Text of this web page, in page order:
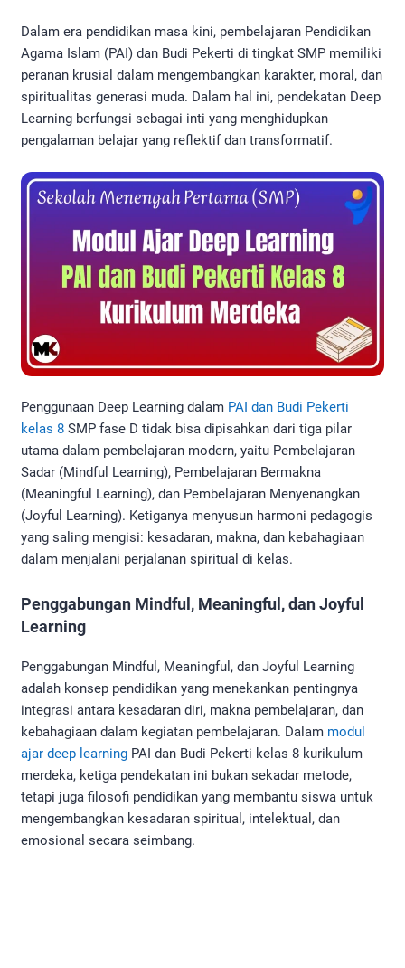
Dalam era pendidikan masa kini, pembelajaran Pendidikan
Agama Islam (PAI) dan Budi Pekerti di tingkat SMP memiliki
peranan krusial dalam mengembangkan karakter, moral, dan
spiritualitas generasi muda. Dalam hal ini, pendekatan Deep
Learning berfungsi sebagai inti yang menghidupkan
pengalaman belajar yang reflektif dan transformatif.
Penggunaan Deep Learning dalam PAI dan Budi Pekerti
kelas 8 SMP fase D tidak bisa dipisahkan dari tiga pilar
utama dalam pembelajaran modern, yaitu Pembelajaran
Sadar (Mindful Learning), Pembelajaran Bermakna
(Meaningful Learning), dan Pembelajaran Menyenangkan
(Joyful Learning). Ketiganya menyusun harmoni pedagogis
yang saling mengisi: kesadaran, makna, dan kebahagiaan
dalam menjalani perjalanan spiritual di kelas.
Penggabungan Mindful, Meaningful, dan Joyful
Learning
Penggabungan Mindful, Meaningful, dan Joyful Learning
adalah konsep pendidikan yang menekankan pentingnya
integrasi antara kesadaran diri, makna pembelajaran, dan
kebahagiaan dalam kegiatan pembelajaran. Dalam modul
ajar deep learning PAI dan Budi Pekerti kelas 8 kurikulum
merdeka, ketiga pendekatan ini bukan sekadar metode,
tetapi juga filosofi pendidikan yang membantu siswa untuk
mengembangkan kesadaran spiritual, intelektual, dan
emosional secara seimbang.